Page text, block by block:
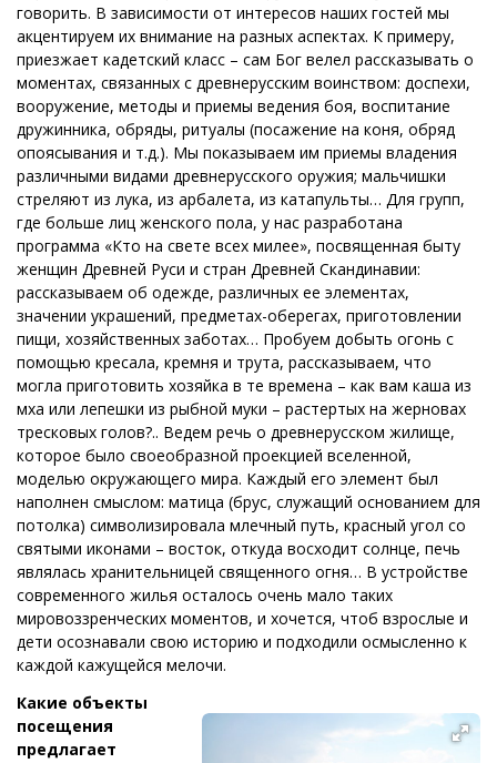
говорить. В зависимости от интересов наших гостей мы
акцентируем их внимание на разных аспектах. К примеру,
приезжает кадетский класс – сам Бог велел рассказывать о
моментах, связанных с древнерусским воинством: доспехи,
вооружение, методы и приемы ведения боя, воспитание
дружинника, обряды, ритуалы (посажение на коня, обряд
опоясывания и т.д.). Мы показываем им приемы владения
различными видами древнерусского оружия; мальчишки
стреляют из лука, из арбалета, из катапульты… Для групп,
где больше лиц женского пола, у нас разработана
программа «Кто на свете всех милее», посвященная быту
женщин Древней Руси и стран Древней Скандинавии:
рассказываем об одежде, различных ее элементах,
значении украшений, предметах-оберегах, приготовлении
пищи, хозяйственных заботах… Пробуем добыть огонь с
помощью кресала, кремня и трута, рассказываем, что
могла приготовить хозяйка в те времена – как вам каша из
мха или лепешки из рыбной муки – растертых на жерновах
тресковых голов?.. Ведем речь о древнерусском жилище,
которое было своеобразной проекцией вселенной,
моделью окружающего мира. Каждый его элемент был
наполнен смыслом: матица (брус, служащий основанием для
потолка) символизировала млечный путь, красный угол со
святыми иконами – восток, откуда восходит солнце, печь
являлась хранительницей священного огня… В устройстве
современного жилья осталось очень мало таких
мировоззренческих моментов, и хочется, чтоб взрослые и
дети осознавали свою историю и подходили осмысленно к
каждой кажущейся мелочи.
Какие объекты
посещения
предлагает